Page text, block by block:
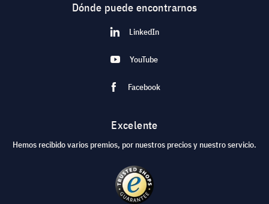
Dónde puede encontrarnos
LinkedIn
YouTube
Facebook
Excelente
Hemos recibido varios premios, por nuestros precios y nuestro servicio.